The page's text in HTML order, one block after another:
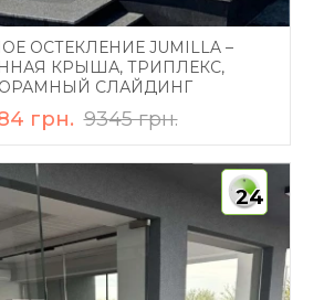
ОСТЕКЛЕНИЕ JUMILLA –
КРЫША, ТРИПЛЕКС,
СЛАЙДИНГ
грн. 9345 грн.
24